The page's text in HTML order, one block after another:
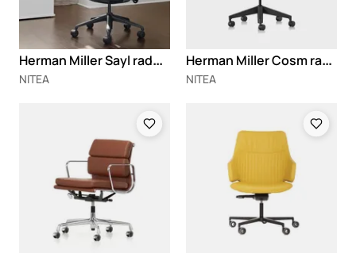
H
erman Miller Sayl radna stolica
NITEA
H
erman Miller Cosm radna stolica
NITEA